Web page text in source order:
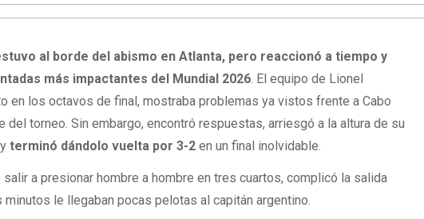
al borde del abismo en Atlanta, pero reaccionó a tiempo y
más impactantes del Mundial 2026. El equipo de Lionel
en los octavos de final, mostraba problemas ya vistos frente a Cabo
del torneo. Sin embargo, encontró respuestas, arriesgó a la altura de su
yterminó dándolo vuelta por 3-2 en un final inolvidable.
a presionar hombre a hombre en tres cuartos, complicó la salida
le llegaban pocas pelotas al capitán argentino.